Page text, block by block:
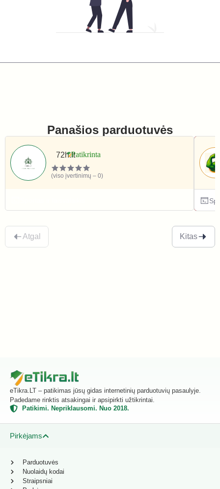
Panašios parduotuvės
72h.lt
(viso įvertinimų – 0)
Atgal Kitas
eTikra.LT – patikimas jūsų gidas internetinių parduotuvių pasaulyje.
Padedame rinktis atsakingai ir apsipirkti užtikrintai.
Patikimi. Nepriklausomi. Nuo 2018.
Pirkėjams
Parduotuvės
Nuolaidų kodai
Straipsniai